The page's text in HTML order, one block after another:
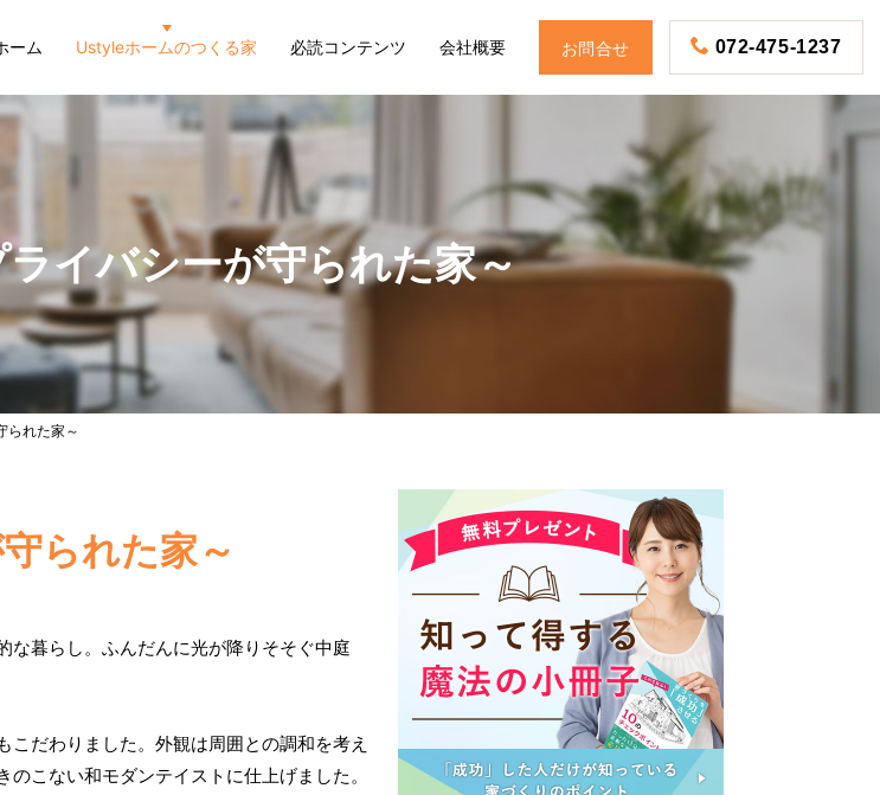
イバシーが守られた家～
れた家～
られた家～
な暮らし。ふんだんに光が降りそそぐ中庭
だわりました。外観は周囲との調和を考え
こない和モダンテイストに仕上げました。
ーム Ustyleホームのつくる家 必読コンテンツ 会社概要 お問合せ 072-475-1237